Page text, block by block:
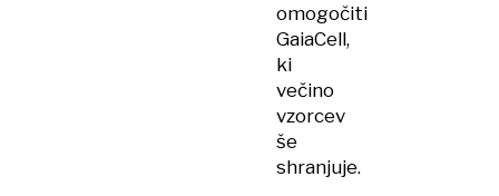
omogočiti
GaiaCell,
ki
večino
vzorcev
še
shranjuje.